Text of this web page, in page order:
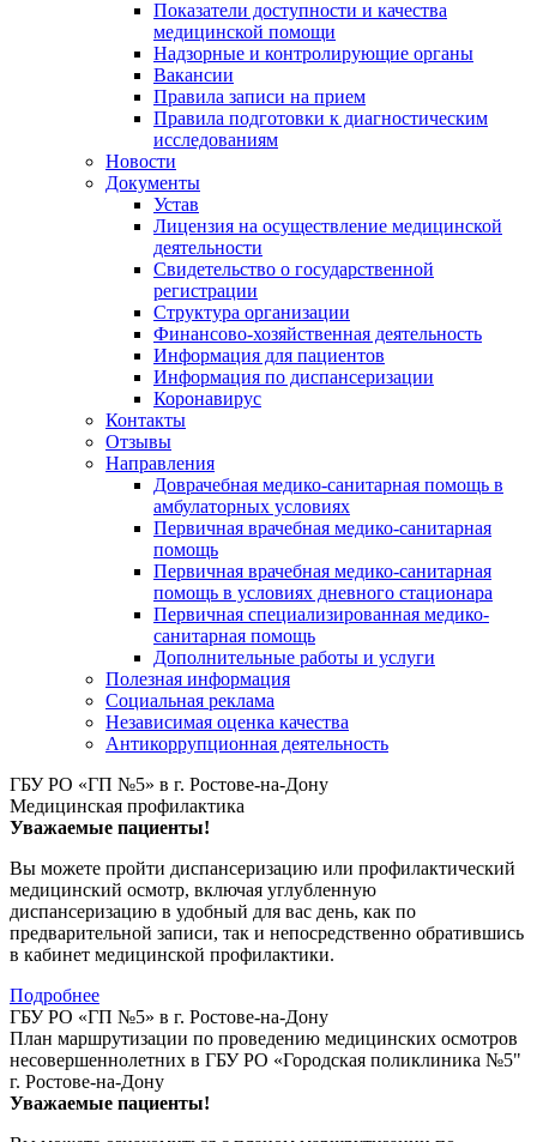
Показатели доступности и качества
медицинской помощи
Надзорные и контролирующие органы
Вакансии
Правила записи на прием
Правила подготовки к диагностическим
исследованиям
Новости
Документы
Устав
Лицензия на осуществление медицинской
деятельности
Свидетельство о государственной
регистрации
Структура организации
Финансово-хозяйственная деятельность
Информация для пациентов
Информация по диспансеризации
Коронавирус
Контакты
Отзывы
Направления
Доврачебная медико-санитарная помощь в
амбулаторных условиях
Первичная врачебная медико-санитарная
помощь
Первичная врачебная медико-санитарная
помощь в условиях дневного стационара
Первичная специализированная медико-
санитарная помощь
Дополнительные работы и услуги
Полезная информация
Социальная реклама
Независимая оценка качества
Антикоррупционная деятельность
ГБУ РО «ГП №5» в г. Ростове-на-Дону
Медицинская профилактика
Уважаемые пациенты!
Вы можете пройти диспансеризацию или профилактический
медицинский осмотр, включая углубленную
диспансеризацию в удобный для вас день, как по
предварительной записи, так и непосредственно обратившись
в кабинет медицинской профилактики.
Подробнее
ГБУ РО «ГП №5» в г. Ростове-на-Дону
План маршрутизации по проведению медицинских осмотров
несовершеннолетних в ГБУ РО «Городская поликлиника №5"
г. Ростове-на-Дону
Уважаемые пациенты!